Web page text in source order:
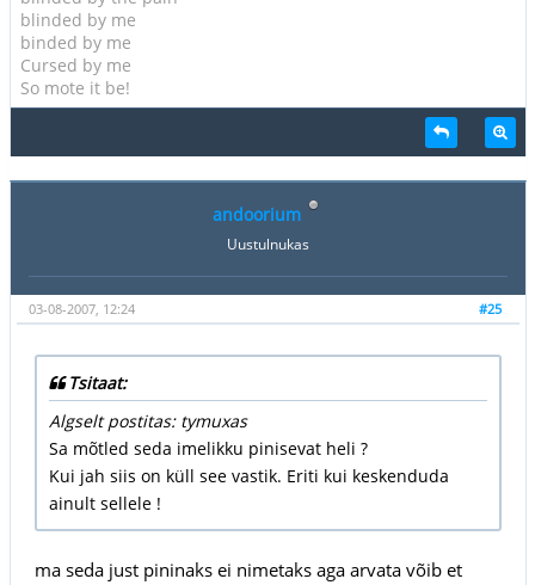
blinded by me
binded by me
Cursed by me
So mote it be!
andoorium
Uustulnukas
#25
03-08-2007, 12:24
Tsitaat:
Algselt postitas: tymuxas
Sa mõtled seda imelikku pinisevat heli ?
Kui jah siis on küll see vastik. Eriti kui keskenduda
ainult sellele !
ma seda just pininaks ei nimetaks aga arvata võib et